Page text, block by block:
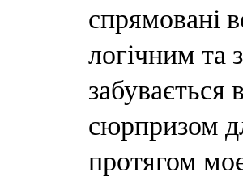
спрямовані
логічним та
сюрпризом
протягом